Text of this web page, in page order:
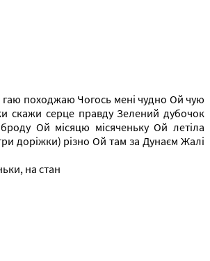
походжаю Чогось мені чудно Ой чую
скажи серце правду Зелений дубочок
Ой місяцю місяченьку Ой летіла
доріжки) різно Ой там за Дунаєм Жалі
на стан